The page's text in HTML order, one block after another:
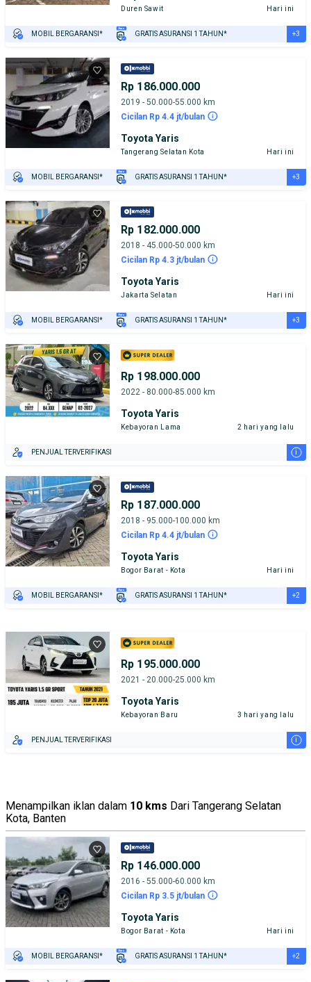
Duren Sawit Hari ini
MOBIL BERGARANSI* GRATIS ASURANSI 1 TAHUN*
PENJUAL TERVERIFIKASI
+3
Rp 186.000.000
2019 - 50.000-55.000 km
Cicilan Rp 4.4 jt/bulan
Toyota Yaris
Tangerang Selatan Kota Hari ini
MOBIL BERGARANSI* GRATIS ASURANSI 1 TAHUN*
PENJUAL TERVERIFIKASI
+3
Rp 182.000.000
2018 - 45.000-50.000 km
Cicilan Rp 4.3 jt/bulan
Toyota Yaris
Jakarta Selatan Hari ini
MOBIL BERGARANSI* GRATIS ASURANSI 1 TAHUN*
PENJUAL TERVERIFIKASI
+3
Rp 198.000.000
2022 - 80.000-85.000 km
Toyota Yaris
Kebayoran Lama 2 hari yang lalu
PENJUAL TERVERIFIKASI i
Rp 187.000.000
2018 - 95.000-100.000 km
Cicilan Rp 4.4 jt/bulan
Toyota Yaris
Bogor Barat - Kota Hari ini
MOBIL BERGARANSI* GRATIS ASURANSI 1 TAHUN* +2
Rp 195.000.000
2021 - 20.000-25.000 km
Toyota Yaris
Kebayoran Baru 3 hari yang lalu
PENJUAL TERVERIFIKASI i
Menampilkan iklan dalam 10 kms Dari Tangerang Selatan
Kota, Banten
Rp 146.000.000
2016 - 55.000-60.000 km
Cicilan Rp 3.5 jt/bulan
Toyota Yaris
Bogor Barat - Kota Hari ini
MOBIL BERGARANSI* GRATIS ASURANSI 1 TAHUN* +2